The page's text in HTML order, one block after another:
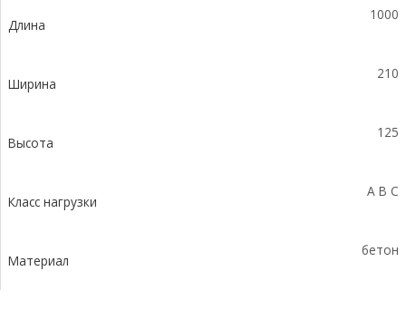
(15).12,5(9)-
Длина
1000
Ширина
210
Высота
125
Класс нагрузки
A B C
Материал
бетон